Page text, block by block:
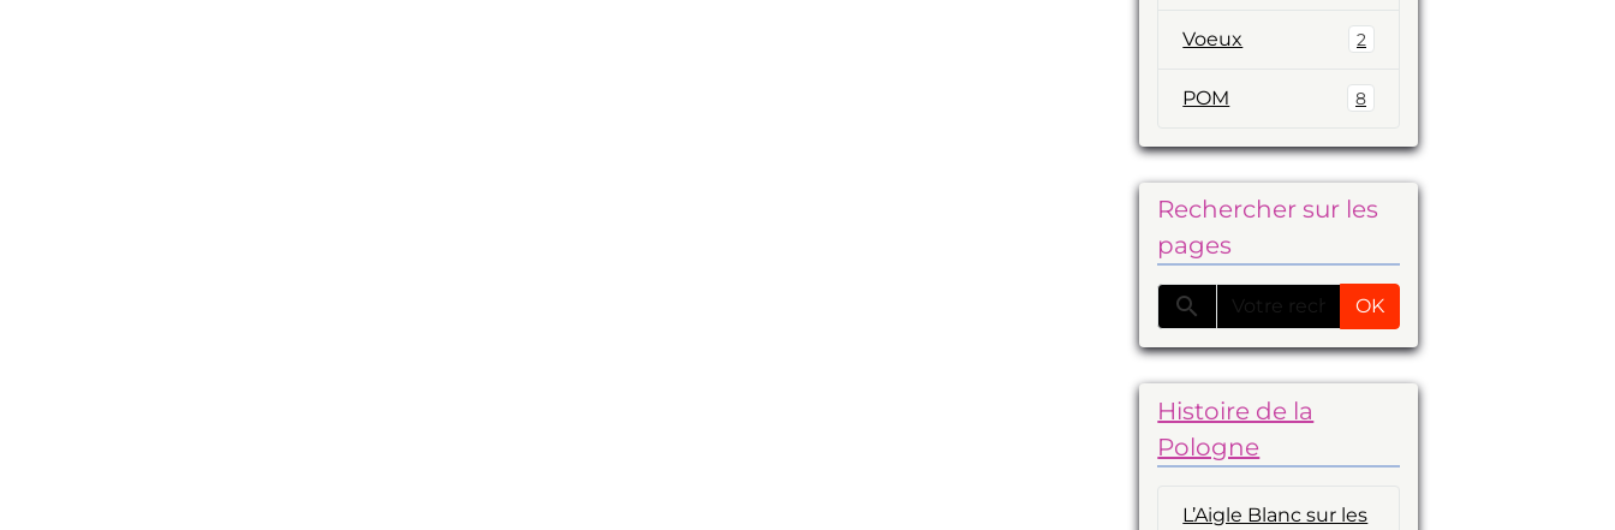
Voeux 2
POM 8
Rechercher sur les
pages
OK
Histoire de la
Pologne
L’Aigle Blanc sur les